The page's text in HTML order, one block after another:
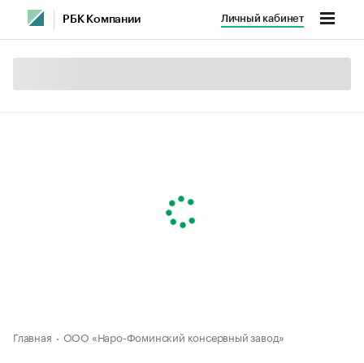
РБК Компании Личный кабинет
Главная ООО «Наро-Фоминский консервный завод»